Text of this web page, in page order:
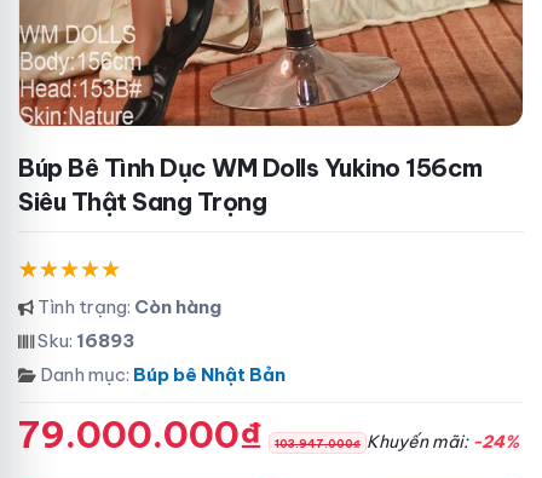
Búp Bê Tình Dục WM Dolls Yukino 156cm
Siêu Thật Sang Trọng
Tình trạng: Còn hàng
Sku: 16893
Danh mục: Búp bê Nhật Bản
79.000.000₫ 103.947.000₫ Khuyến mãi: -24%